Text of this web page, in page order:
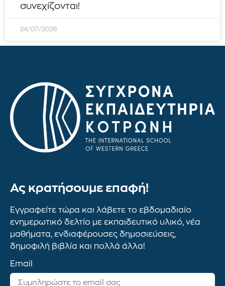
συνεχίζονται!
24/07/2026
Ας κρατήσουμε επαφή!
Εγγραφείτε τώρα και λάβετε το εβδομαδιαίο
ενημερωτικό δελτίο με εκπαιδευτικό υλικό, νέα
μαθήματα, ενδιαφέρουσες δημοσιεύσεις,
δημοφιλή βιβλία και πολλά άλλα!
Email